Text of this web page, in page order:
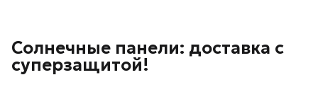
Солнечные панели: доставка с
суперзащитой!